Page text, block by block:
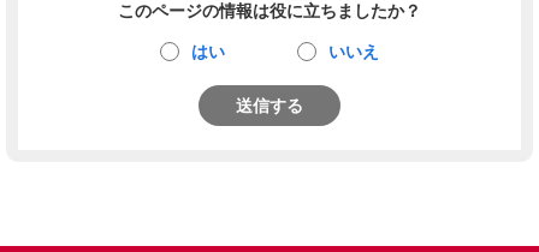
このページの情報は役に立ちましたか？
はい いいえ
送信する